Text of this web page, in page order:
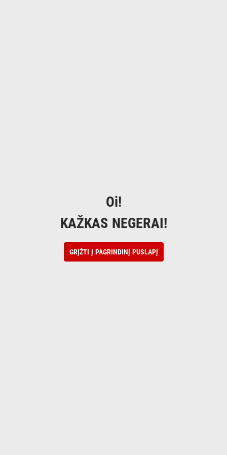
Oi!
KAŽKAS NEGERAI!
GRĮŽTI Į PAGRINDINĮ PUSLAPĮ